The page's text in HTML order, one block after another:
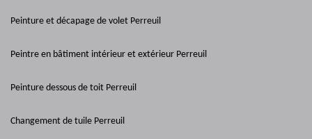
Peinture et décapage de volet Perreuil
Peintre en bâtiment intérieur et extérieur Perreuil
Peinture dessous de toit Perreuil
Changement de tuile Perreuil